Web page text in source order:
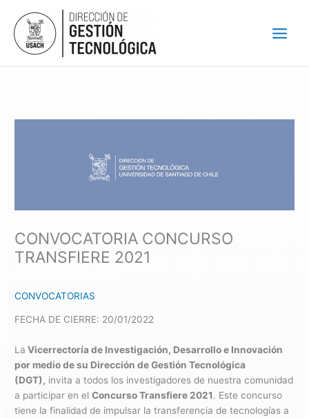
contenido
CONVOCATORIA CONCURSO
TRANSFIERE 2021
CONVOCATORIAS
FECHA DE CIERRE: 20/01/2022
La Vicerrectoría de Investigación, Desarrollo e Innovación
por medio de su Dirección de Gestión Tecnológica
(DGT), invita a todos los investigadores de nuestra comunidad
a participar en elConcurso Transfiere 2021. Este concurso
tiene la finalidad de impulsar la transferencia de tecnologías a